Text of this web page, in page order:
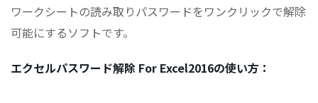
ワークシートの読み取りパスワードをワンクリックで解除
可能にするソフトです。
エクセルパスワード解除 For Excel2016の使い方：